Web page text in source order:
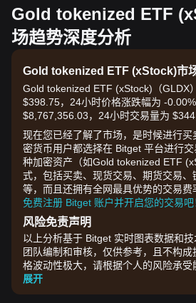
Gold tokenized ETF
场趋势深度分析
Gold tokenized ETF (xStock)市
Gold tokenized ETF (xStock)（GLDX
$398.75，24小时价格涨跌幅为 -
$8,767,356.03，24小时交易量为
现在您已经了解了市场，是时候进行
密货币用户都选择在 Bitget 平台进行
种加密资产（如Gold tokenized ETF
式，包括买卖、现货交易、期货交易
等，而且还拥有全网最具优势的交易费
免费注册 Bitget 账户并开启您的交易吧
风险免责声明
以上分析基于 Bitget 实时图表数据和
团队编制和审核，仅供参考，且不构
格波动性极大，请根据个人的风险承受
展开